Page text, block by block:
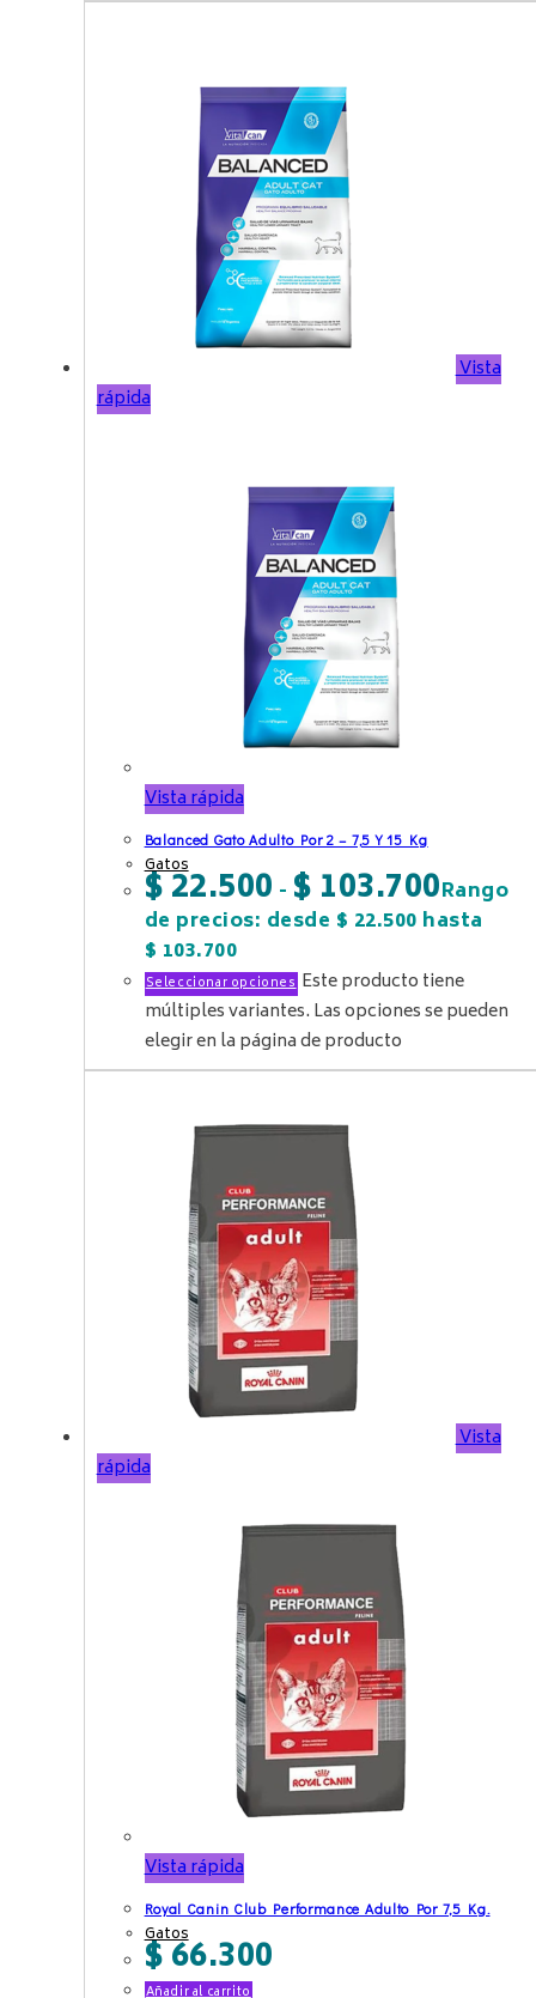
Vista
rápida
Vista rápida
Balanced Gato Adulto Por 2 – 7,5 Y 15 Kg
Gatos
$22.500 - $103.700Rango
de precios: desde $ 22.500 hasta
$ 103.700
Seleccionar opciones Este producto tiene
múltiples variantes. Las opciones se pueden
elegir en la página de producto
Vista
rápida
Vista rápida
Royal Canin Club Performance Adulto Por 7,5 Kg.
Gatos
$66.300
Añadir al carrito